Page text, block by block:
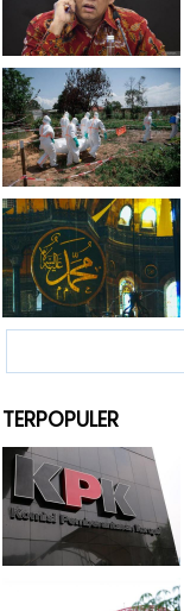
TERPOPULER